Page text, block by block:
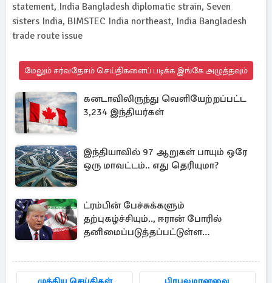
statement, India Bangladesh diplomatic strain, Seven
sisters India, BIMSTEC India northeast, India Bangladesh
trade route issue
மேலும் சர்வதேசம் செய்திகளைப் படிக்க இங்கே அழுத்தவும்
கனடாவிலிருந்து வெளியேற்றப்பட்ட
3,234 இந்தியர்கள்
இந்தியாவில் 97 ஆறுகள் பாயும் ஒரே
ஒரு மாவட்டம்.. எது தெரியுமா?
ட்ரம்பின் பேச்சுக்களும்
தற்புகழ்ச்சியும்.., ஈரான் போரில்
தனிமைப்படுத்தப்பட்டுள்ள
முக்கிய செய்திகள் பிரபலமானவை